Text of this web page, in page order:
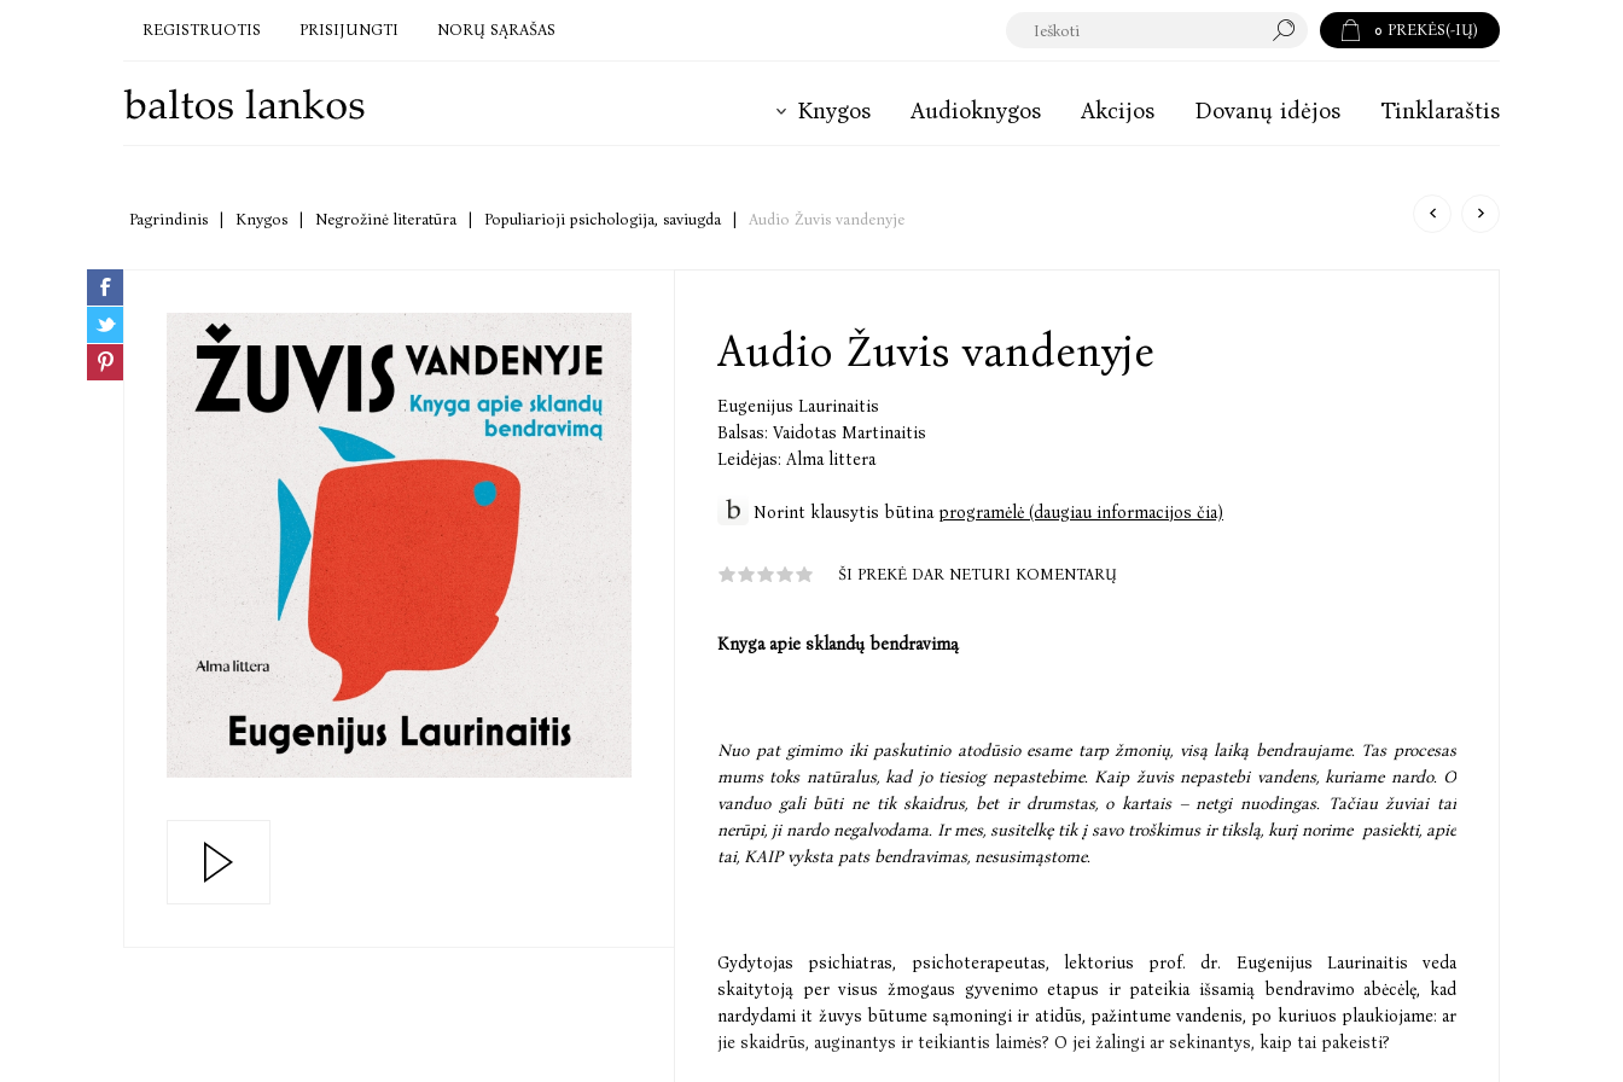
REGISTRUOTIS PRISIJUNGTI NORŲ SĄRAŠAS 0 PREKĖS(-IŲ)
Knygos Audioknygos Akcijos Dovanų idėjos Tinklaraštis
Pagrindinis Knygos Negrožinė literatūra Populiarioji psichologija, saviugda Audio Žuvis vandenyje
Audio Žuvis vandenyje
Eugenijus Laurinaitis
Balsas: Vaidotas Martinaitis
Leidėjas: Alma littera
Norint klausytis būtinaprogramėlė (daugiau informacijos čia)
ŠI PREKĖ DAR NETURI KOMENTARŲ
Knyga apie sklandų bendravimą
Nuo pat gimimo iki paskutinio atodūsio esame tarp žmonių, visą laiką bendraujame. Tas procesas
mums toks natūralus, kad jo tiesiog nepastebime. Kaip žuvis nepastebi vandens, kuriame nardo. O
vanduo gali būti ne tik skaidrus, bet ir drumstas, o kartais – netgi nuodingas. Tačiau žuviai tai
nerūpi, ji nardo negalvodama. Ir mes, susitelkę tik į savo troškimus ir tikslą, kurį norime pasiekti, apie
tai, KAIP vyksta pats bendravimas, nesusimąstome.
Gydytojas psichiatras, psichoterapeutas, lektorius prof. dr. Eugenijus Laurinaitis veda
skaitytoją per visus žmogaus gyvenimo etapus ir pateikia išsamią bendravimo abėcėlę, kad
nardydami it žuvys būtume sąmoningi ir atidūs, pažintume vandenis, po kuriuos plaukiojame: ar
jie skaidrūs, auginantys ir teikiantis laimės? O jei žalingi ar sekinantys, kaip tai pakeisti?